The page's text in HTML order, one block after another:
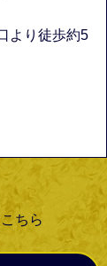
より徒歩約5
ちら